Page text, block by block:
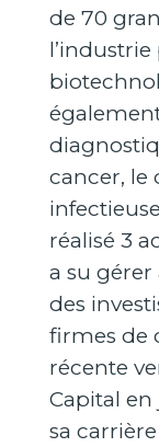
de 70
cancer, le
réalisé 3
a su gérer
des
firmes de
récente
Capital en
sa